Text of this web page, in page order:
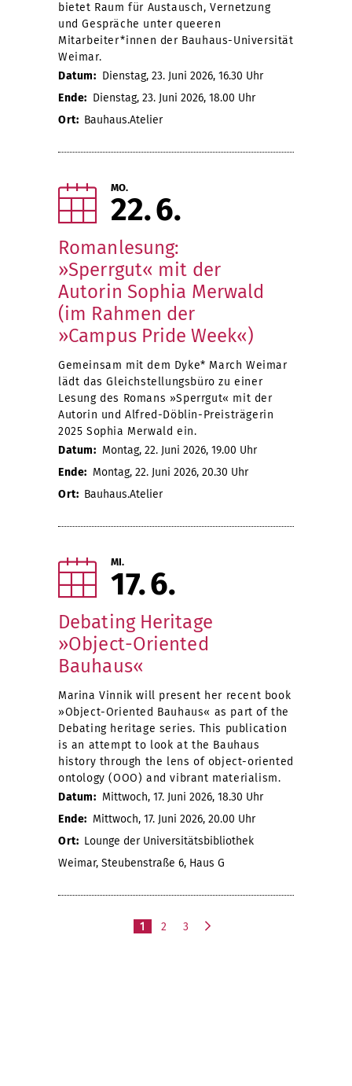
bietet Raum für Austausch, Vernetzung
und Gespräche unter queeren
Mitarbeiter*innen der Bauhaus-Universität
Weimar.
Datum: Dienstag, 23. Juni 2026, 16.30 Uhr
Ende: Dienstag, 23. Juni 2026, 18.00 Uhr
Ort: Bauhaus.Atelier
MO.
22 6
Romanlesung:
»Sperrgut« mit der
Autorin Sophia Merwald
(im Rahmen der
»Campus Pride Week«)
Gemeinsam mit dem Dyke* March Weimar
lädt das Gleichstellungsbüro zu einer
Lesung des Romans »Sperrgut« mit der
Autorin und Alfred-Döblin-Preisträgerin
2025 Sophia Merwald ein.
Datum: Montag, 22. Juni 2026, 19.00 Uhr
Ende: Montag, 22. Juni 2026, 20.30 Uhr
Ort: Bauhaus.Atelier
MI.
17 6
Debating Heritage
»Object-Oriented
Bauhaus«
Marina Vinnik will present her recent book
»Object-Oriented Bauhaus« as part of the
Debating heritage series. This publication
is an attempt to look at the Bauhaus
history through the lens of object-oriented
ontology (OOO) and vibrant materialism.
Datum: Mittwoch, 17. Juni 2026, 18.30 Uhr
Ende: Mittwoch, 17. Juni 2026, 20.00 Uhr
Ort: Lounge der Universitätsbibliothek
Weimar, Steubenstraße 6, Haus G
1 2
3